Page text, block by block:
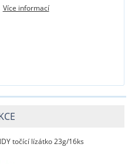
Více informací
točící lízátko 23g/16ks